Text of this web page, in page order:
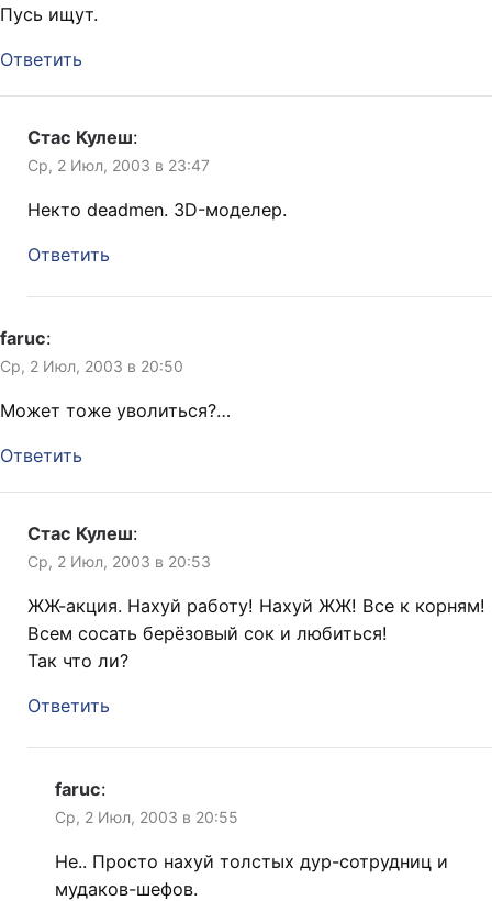
Пусь ищут.
Ответить
Стас Кулеш:
Ср, 2 Июл, 2003 в 23:47
Некто deadmen. 3D-моделер.
Ответить
faruc:
Ср, 2 Июл, 2003 в 20:50
Может тоже уволиться?…
Ответить
Стас Кулеш:
Ср, 2 Июл, 2003 в 20:53
ЖЖ-акция. Нахуй работу! Нахуй ЖЖ! Все к корням!
Всем сосать берёзовый сок и любиться!
Так что ли?
Ответить
faruc:
Ср, 2 Июл, 2003 в 20:55
Не.. Просто нахуй толстых дур-сотрудниц и
мудаков-шефов.